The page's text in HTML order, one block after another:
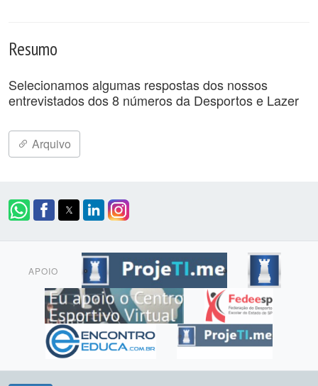
Resumo
Selecionamos algumas respostas dos nossos
entrevistados dos 8 números da Desportos e Lazer
Arquivo
APOIO